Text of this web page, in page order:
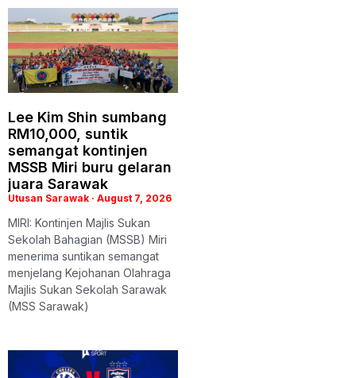
Lee Kim Shin sumbang
RM10,000, suntik
semangat kontinjen
MSSB Miri buru gelaran
juara Sarawak
Utusan Sarawak August 7, 2026
MIRI: Kontinjen Majlis Sukan
Sekolah Bahagian (MSSB) Miri
menerima suntikan semangat
menjelang Kejohanan Olahraga
Majlis Sukan Sekolah Sarawak
(MSS Sarawak)